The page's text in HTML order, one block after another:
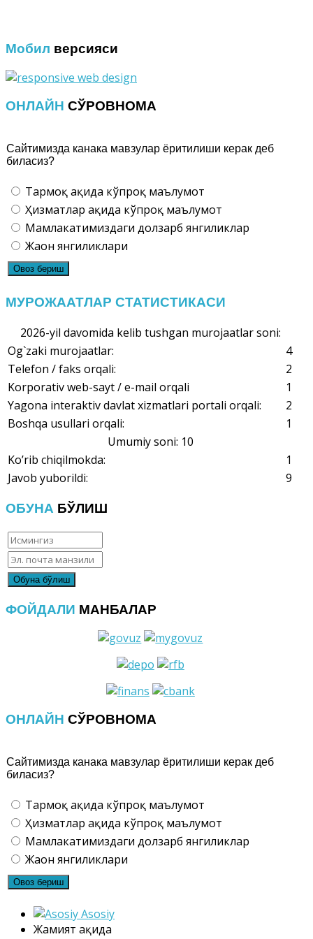
Мобил версияси
ОНЛАЙН СЎРОВНОМА
Сайтимизда канака мавзулар ёритилиши керак деб
биласиз?
Тармоқ ҳақида кўпроқ маълумот
Ҳизматлар ҳақида кўпроқ маълумот
Мамлакатимиздаги долзарб янгиликлар
Жаҳон янгиликлари
МУРОЖААТЛАР СТАТИСТИКАСИ
2026-yil davomida kelib tushgan murojaatlar soni:
Og`zaki murojaatlar:
4
Telefon / faks orqali:
2
Korporativ web-sayt / e-mail orqali
1
Yagona interaktiv davlat xizmatlari portali orqali:
2
Boshqa usullari orqali:
1
Umumiy soni: 10
Ko’rib chiqilmokda:
1
Javob yuborildi:
9
ОБУНА БЎЛИШ
ФОЙДАЛИ МАНБАЛАР
ОНЛАЙН СЎРОВНОМА
Сайтимизда канака мавзулар ёритилиши керак деб
биласиз?
Тармоқ ҳақида кўпроқ маълумот
Ҳизматлар ҳақида кўпроқ маълумот
Мамлакатимиздаги долзарб янгиликлар
Жаҳон янгиликлари
Asosiy
Жамият ҳақида